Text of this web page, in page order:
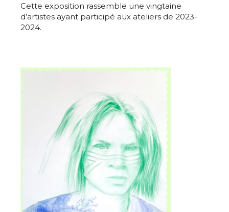
Adresse email*
Cette exposition rassemble une vingtaine
d’artistes ayant participé aux ateliers de 2023-
2024.